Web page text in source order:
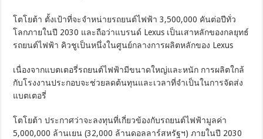
โตโยต้า ตั้งเป้าที่จะจำหน่ายรถยนต์ไฟฟ้า 3,500,000 คันต่อปีทั่ว
โลกภายในปี 2030 และถือว่าแบรนด์ Lexus เป็นเสาหลักของกลยุทธ์
รถยนต์ไฟฟ้า คิวชูเป็นหนึ่งในศูนย์กลางการผลิตหลักของ Lexus
เนื่องจากแบตเตอรี่รถยนต์ไฟฟ้ามีขนาดใหญ่และหนัก การผลิตใกล้
กับโรงงานประกอบจะช่วยลดต้นทุนและเวลาที่จำเป็นในการจัดส่ง
แบตเตอรี่
โตโยต้า ประกาศว่าจะลงทุนที่เกี่ยวข้องกับรถยนต์ไฟฟ้ามูลค่า
5,000,000 ล้านเยน (32,000 ล้านดอลลาร์สหรัฐฯ) ภายในปี 2030